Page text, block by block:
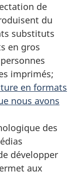
de
du
substituts
en gros
imprimés;
en formats
nous avons
des
développer
aux